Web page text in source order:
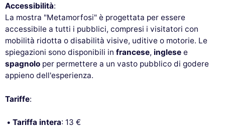
Accessibilità:
La mostra "Metamorfosi" è progettata per essere
accessibile a tutti i pubblici, compresi i visitatori con
mobilità ridotta o disabilità visive, uditive o motorie. Le
spiegazioni sono disponibili in francese, inglese e
spagnolo per permettere a un vasto pubblico di godere
appieno dell'esperienza.
Tariffe:
Tariffa intera: 13 €